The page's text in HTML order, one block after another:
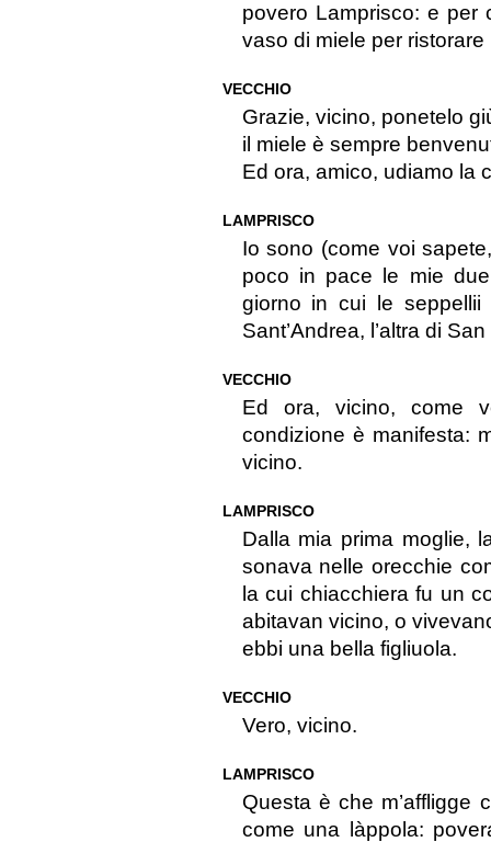
povero Lamprisco: e per
vaso di miele per
VECCHIO
Grazie, vicino, ponetelo
il miele è sempre
Ed ora, amico, udiamo la
LAMPRISCO
Io sono (come voi
poco in pace le mie
giorno in cui le
Sant’Andrea, l’altra di
VECCHIO
Ed ora, vicino, come
condizione è manifesta:
vicino.
LAMPRISCO
Dalla mia prima moglie,
sonava nelle orecchie
la cui chiacchiera fu un
abitavan vicino, o
ebbi una bella figliuola.
VECCHIO
Vero, vicino.
LAMPRISCO
Questa è che m’affligge
come una làppola: